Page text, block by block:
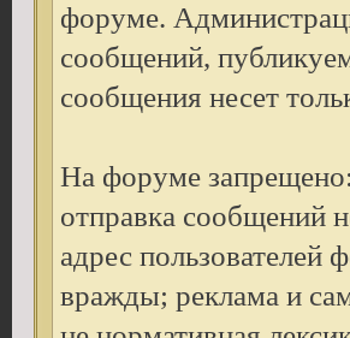
форуме.
сообщений,
сообщения несет
На форуме запрещено:
отправка сообщений
адрес пользователей
вражды; реклама и